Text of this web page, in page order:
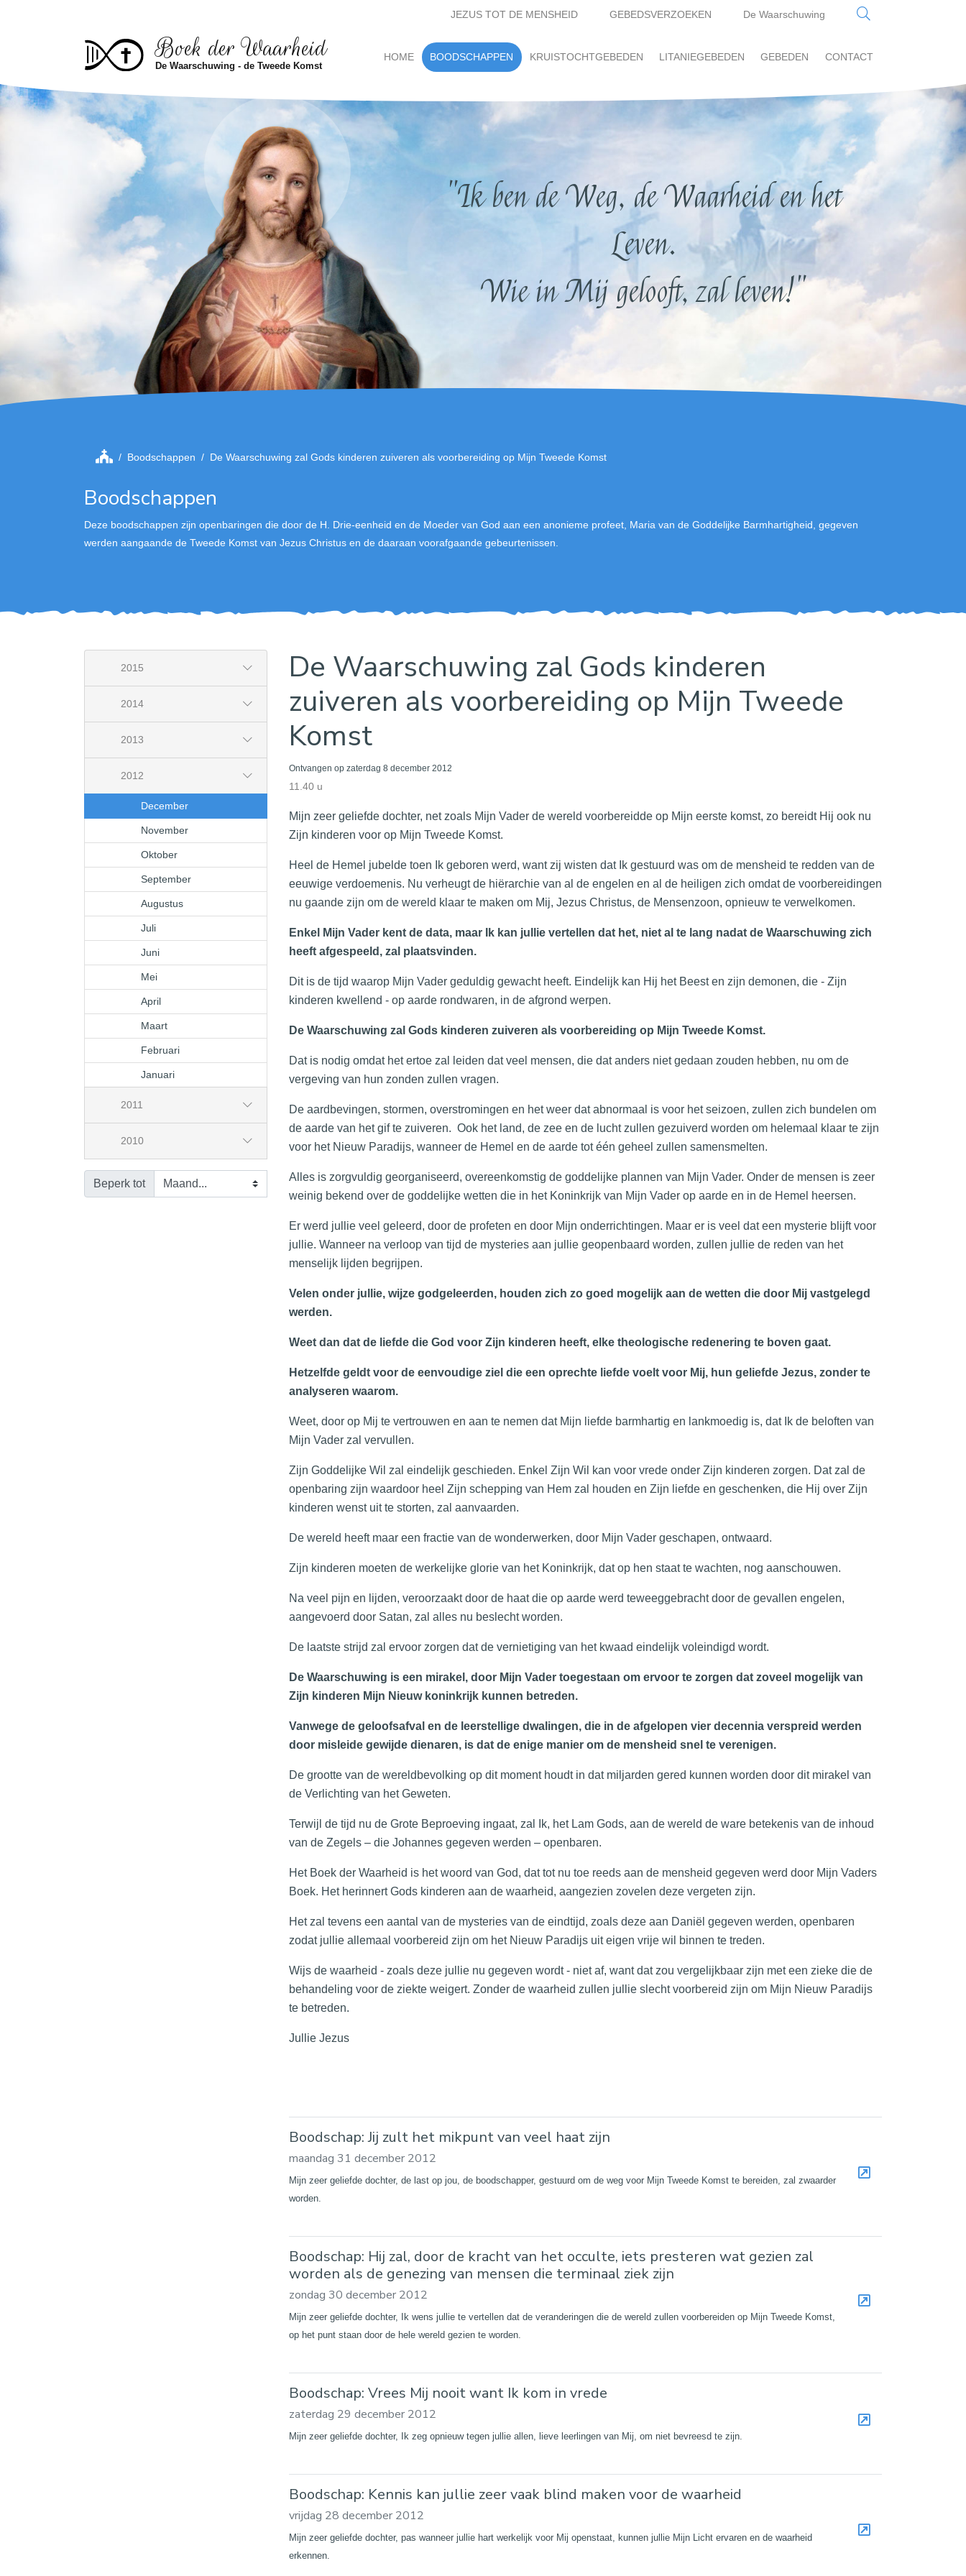
JEZUS TOT DE MENSHEID GEBEDSVERZOEKEN De Waarschuwing
Boek der Waarheid
De Waarschuwing - de Tweede Komst
HOME BOODSCHAPPEN (current)
KRUISTOCHTGEBEDEN LITANIEGEBEDEN GEBEDEN CONTACT
"Ik ben de Weg, de Waarheid en het
Leven.
Wie in Mij gelooft, zal leven!"
Boodschappen De Waarschuwing zal Gods kinderen zuiveren als voorbereiding op Mijn Tweede Komst
Boodschappen
Deze boodschappen zijn openbaringen die door de H. Drie-eenheid en de Moeder van God aan een anonieme profeet, Maria van de Goddelijke Barmhartigheid, gegeven
werden aangaande de Tweede Komst van Jezus Christus en de daaraan voorafgaande gebeurtenissen.
2015
2014
2013
2012
December
November
Oktober
September
Augustus
Juli
Juni
Mei
April
Maart
Februari
Januari
2011
2010
Beperk tot
De Waarschuwing zal Gods kinderen
zuiveren als voorbereiding op Mijn Tweede
Komst
Ontvangen op zaterdag 8 december 2012
11.40 u
Mijn zeer geliefde dochter, net zoals Mijn Vader de wereld voorbereidde op Mijn eerste komst, zo bereidt Hij ook nu
Zijn kinderen voor op Mijn Tweede Komst.
Heel de Hemel jubelde toen Ik geboren werd, want zij wisten dat Ik gestuurd was om de mensheid te redden van de
eeuwige verdoemenis. Nu verheugt de hiërarchie van al de engelen en al de heiligen zich omdat de voorbereidingen
nu gaande zijn om de wereld klaar te maken om Mij, Jezus Christus, de Mensenzoon, opnieuw te verwelkomen.
Enkel Mijn Vader kent de data, maar Ik kan jullie vertellen dat het, niet al te lang nadat de Waarschuwing zich
heeft afgespeeld, zal plaatsvinden.
Dit is de tijd waarop Mijn Vader geduldig gewacht heeft. Eindelijk kan Hij het Beest en zijn demonen, die - Zijn
kinderen kwellend - op aarde rondwaren, in de afgrond werpen.
De Waarschuwing zal Gods kinderen zuiveren als voorbereiding op Mijn Tweede Komst.
Dat is nodig omdat het ertoe zal leiden dat veel mensen, die dat anders niet gedaan zouden hebben, nu om de
vergeving van hun zonden zullen vragen.
De aardbevingen, stormen, overstromingen en het weer dat abnormaal is voor het seizoen, zullen zich bundelen om
de aarde van het gif te zuiveren. Ook het land, de zee en de lucht zullen gezuiverd worden om helemaal klaar te zijn
voor het Nieuw Paradijs, wanneer de Hemel en de aarde tot één geheel zullen samensmelten.
Alles is zorgvuldig georganiseerd, overeenkomstig de goddelijke plannen van Mijn Vader. Onder de mensen is zeer
weinig bekend over de goddelijke wetten die in het Koninkrijk van Mijn Vader op aarde en in de Hemel heersen.
Er werd jullie veel geleerd, door de profeten en door Mijn onderrichtingen. Maar er is veel dat een mysterie blijft voor
jullie. Wanneer na verloop van tijd de mysteries aan jullie geopenbaard worden, zullen jullie de reden van het
menselijk lijden begrijpen.
Velen onder jullie, wijze godgeleerden, houden zich zo goed mogelijk aan de wetten die door Mij vastgelegd
werden.
Weet dan dat de liefde die God voor Zijn kinderen heeft, elke theologische redenering te boven gaat.
Hetzelfde geldt voor de eenvoudige ziel die een oprechte liefde voelt voor Mij, hun geliefde Jezus, zonder te
analyseren waarom.
Weet, door op Mij te vertrouwen en aan te nemen dat Mijn liefde barmhartig en lankmoedig is, dat Ik de beloften van
Mijn Vader zal vervullen.
Zijn Goddelijke Wil zal eindelijk geschieden. Enkel Zijn Wil kan voor vrede onder Zijn kinderen zorgen. Dat zal de
openbaring zijn waardoor heel Zijn schepping van Hem zal houden en Zijn liefde en geschenken, die Hij over Zijn
kinderen wenst uit te storten, zal aanvaarden.
De wereld heeft maar een fractie van de wonderwerken, door Mijn Vader geschapen, ontwaard.
Zijn kinderen moeten de werkelijke glorie van het Koninkrijk, dat op hen staat te wachten, nog aanschouwen.
Na veel pijn en lijden, veroorzaakt door de haat die op aarde werd teweeggebracht door de gevallen engelen,
aangevoerd door Satan, zal alles nu beslecht worden.
De laatste strijd zal ervoor zorgen dat de vernietiging van het kwaad eindelijk voleindigd wordt.
De Waarschuwing is een mirakel, door Mijn Vader toegestaan om ervoor te zorgen dat zoveel mogelijk van
Zijn kinderen Mijn Nieuw koninkrijk kunnen betreden.
Vanwege de geloofsafval en de leerstellige dwalingen, die in de afgelopen vier decennia verspreid werden
door misleide gewijde dienaren, is dat de enige manier om de mensheid snel te verenigen.
De grootte van de wereldbevolking op dit moment houdt in dat miljarden gered kunnen worden door dit mirakel van
de Verlichting van het Geweten.
Terwijl de tijd nu de Grote Beproeving ingaat, zal Ik, het Lam Gods, aan de wereld de ware betekenis van de inhoud
van de Zegels – die Johannes gegeven werden – openbaren.
Het Boek der Waarheid is het woord van God, dat tot nu toe reeds aan de mensheid gegeven werd door Mijn Vaders
Boek. Het herinnert Gods kinderen aan de waarheid, aangezien zovelen deze vergeten zijn.
Het zal tevens een aantal van de mysteries van de eindtijd, zoals deze aan Daniël gegeven werden, openbaren
zodat jullie allemaal voorbereid zijn om het Nieuw Paradijs uit eigen vrije wil binnen te treden.
Wijs de waarheid - zoals deze jullie nu gegeven wordt - niet af, want dat zou vergelijkbaar zijn met een zieke die de
behandeling voor de ziekte weigert. Zonder de waarheid zullen jullie slecht voorbereid zijn om Mijn Nieuw Paradijs
te betreden.
Jullie Jezus
Boodschap: Jij zult het mikpunt van veel haat zijn
maandag 31 december 2012
Mijn zeer geliefde dochter, de last op jou, de boodschapper, gestuurd om de weg voor Mijn Tweede Komst te bereiden, zal zwaarder
worden.
Boodschap: Hij zal, door de kracht van het occulte, iets presteren wat gezien zal
worden als de genezing van mensen die terminaal ziek zijn
zondag 30 december 2012
Mijn zeer geliefde dochter, Ik wens jullie te vertellen dat de veranderingen die de wereld zullen voorbereiden op Mijn Tweede Komst,
op het punt staan door de hele wereld gezien te worden.
Boodschap: Vrees Mij nooit want Ik kom in vrede
zaterdag 29 december 2012
Mijn zeer geliefde dochter, Ik zeg opnieuw tegen jullie allen, lieve leerlingen van Mij, om niet bevreesd te zijn.
Boodschap: Kennis kan jullie zeer vaak blind maken voor de waarheid
vrijdag 28 december 2012
Mijn zeer geliefde dochter, pas wanneer jullie hart werkelijk voor Mij openstaat, kunnen jullie Mijn Licht ervaren en de waarheid
erkennen.